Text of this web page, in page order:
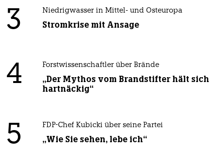
3 Niedrigwasser in Mittel- und Osteuropa
Stromkrise mit Ansage
4 Forstwissenschaftler über Brände
„Der Mythos vom Brandstifter hält sich
hartnäckig“
5 FDP-Chef Kubicki über seine Partei
„Wie Sie sehen, lebe ich“